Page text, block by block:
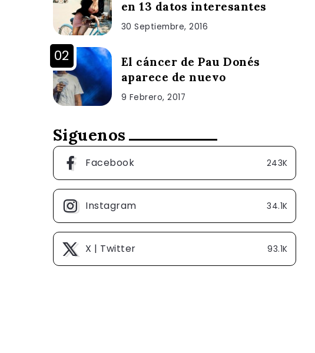
en 13 datos interesantes
30 Septiembre, 2016
El cáncer de Pau Donés
aparece de nuevo
9 Febrero, 2017
Siguenos
Facebook 243K
Instagram 34.1K
X | Twitter 93.1K